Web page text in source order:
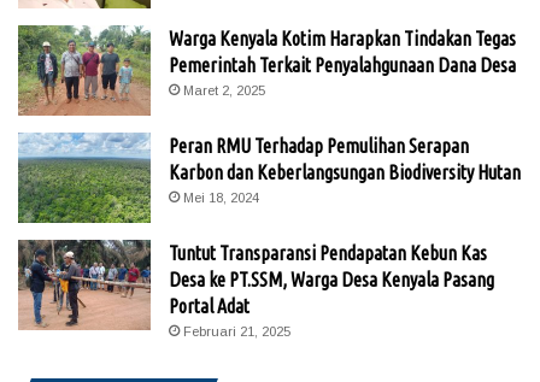
Warga Kenyala Kotim Harapkan Tindakan Tegas
Pemerintah Terkait Penyalahgunaan Dana Desa
Maret 2, 2025
Peran RMU Terhadap Pemulihan Serapan
Karbon dan Keberlangsungan Biodiversity Hutan
Mei 18, 2024
Tuntut Transparansi Pendapatan Kebun Kas
Desa ke PT.SSM, Warga Desa Kenyala Pasang
Portal Adat
Februari 21, 2025